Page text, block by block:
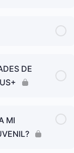
DE
MI